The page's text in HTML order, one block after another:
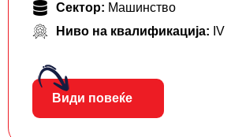
Сектор: Машинство
Ниво на квалификација: IV
Види повеќе